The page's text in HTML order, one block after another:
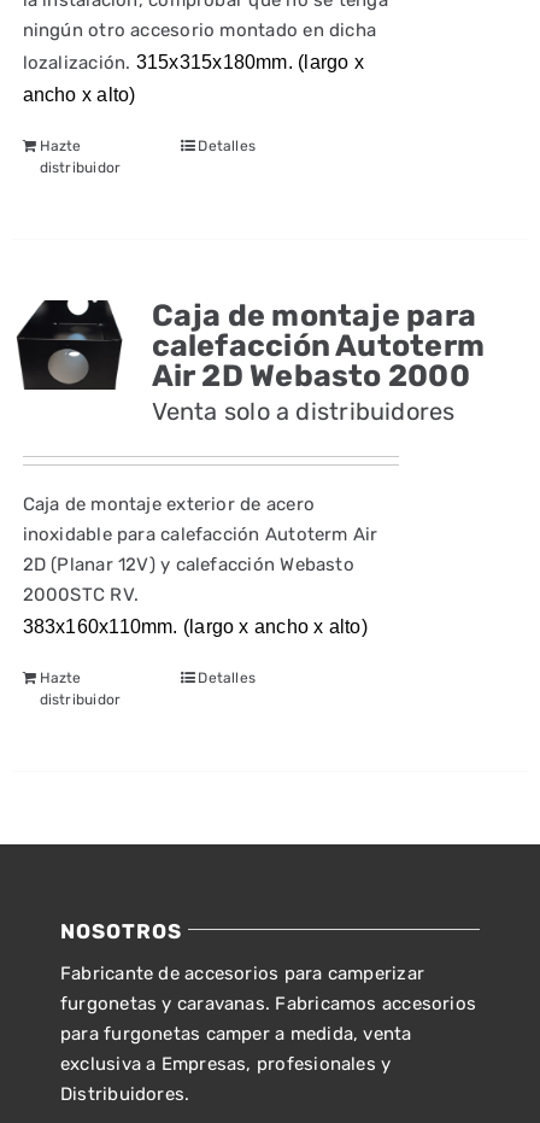
ningún otro accesorio montado en dicha
lozalización. 315x315x180mm. (largo x
ancho x alto)
Hazte
distribuidor
Detalles
Caja de montaje para
calefacción Autoterm
Air 2D Webasto 2000
Venta solo a distribuidores
Caja de montaje exterior de acero
inoxidable para calefacción Autoterm Air
2D (Planar 12V) y calefacción Webasto
2000STC RV.
383x160x110mm. (largo x ancho x alto)
Hazte
distribuidor
Detalles
NOSOTROS
Fabricante de accesorios para camperizar
furgonetas y caravanas. Fabricamos accesorios
para furgonetas camper a medida, venta
exclusiva a Empresas, profesionales y
Distribuidores.